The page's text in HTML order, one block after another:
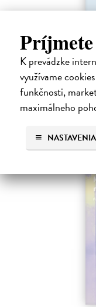
Príjmete
K prevádzke
využívame
funkčnosti,
maximálneho
NASTAVENIA
Mercier Pascal| Kniha
Pascal Mercier bol
Nočný vlak do
zamysleniu sa nad
Na sklade ?
12,30 €
12,95 € ?